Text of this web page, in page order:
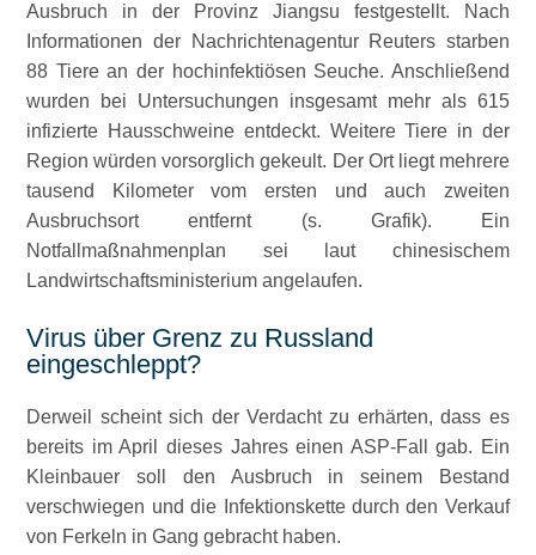
Ausbruch in der Provinz Jiangsu festgestellt. Nach
Informationen der Nachrichtenagentur Reuters starben
88 Tiere an der hochinfektiösen Seuche. Anschließend
wurden bei Untersuchungen insgesamt mehr als 615
infizierte Hausschweine entdeckt. Weitere Tiere in der
Region würden vorsorglich gekeult. Der Ort liegt mehrere
tausend Kilometer vom ersten und auch zweiten
Ausbruchsort entfernt (s. Grafik). Ein
Notfallmaßnahmenplan sei laut chinesischem
Landwirtschaftsministerium angelaufen.
Virus über Grenz zu Russland
eingeschleppt?
Derweil scheint sich der Verdacht zu erhärten, dass es
bereits im April dieses Jahres einen ASP-Fall gab. Ein
Kleinbauer soll den Ausbruch in seinem Bestand
verschwiegen und die Infektionskette durch den Verkauf
von Ferkeln in Gang gebracht haben.